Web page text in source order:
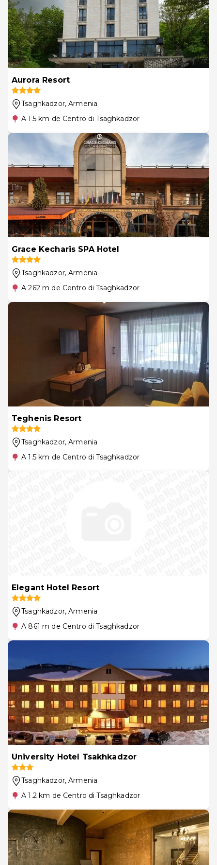
Aurora Resort
Tsaghkadzor, Armenia
A 1.5 km de Centro di Tsaghkadzor
Grace Kecharis SPA Hotel
Tsaghkadzor, Armenia
A 262 m de Centro di Tsaghkadzor
Teghenis Resort
Tsaghkadzor, Armenia
A 1.5 km de Centro di Tsaghkadzor
Elegant Hotel Resort
Tsaghkadzor, Armenia
A 861 m de Centro di Tsaghkadzor
University Hotel Tsakhkadzor
Tsaghkadzor, Armenia
A 1.2 km de Centro di Tsaghkadzor